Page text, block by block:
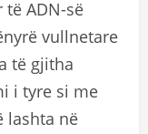
ADN-së
vullnetare
të gjitha
i tyre si me
lashta në